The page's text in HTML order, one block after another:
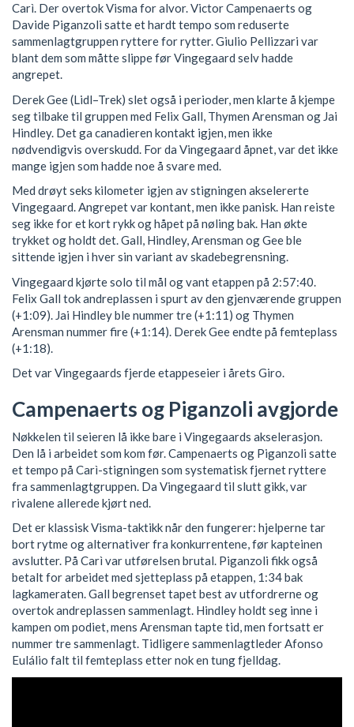
Carì. Der overtok Visma for alvor. Victor Campenaerts og
Davide Piganzoli satte et hardt tempo som reduserte
sammenlagtgruppen ryttere for rytter. Giulio Pellizzari var
blant dem som måtte slippe før Vingegaard selv hadde
angrepet.
Derek Gee (Lidl–Trek) slet også i perioder, men klarte å kjempe
seg tilbake til gruppen med Felix Gall, Thymen Arensman og Jai
Hindley. Det ga canadieren kontakt igjen, men ikke
nødvendigvis overskudd. For da Vingegaard åpnet, var det ikke
mange igjen som hadde noe å svare med.
Med drøyt seks kilometer igjen av stigningen akselererte
Vingegaard. Angrepet var kontant, men ikke panisk. Han reiste
seg ikke for et kort rykk og håpet på nøling bak. Han økte
trykket og holdt det. Gall, Hindley, Arensman og Gee ble
sittende igjen i hver sin variant av skadebegrensning.
Vingegaard kjørte solo til mål og vant etappen på 2:57:40.
Felix Gall tok andreplassen i spurt av den gjenværende gruppen
(+1:09). Jai Hindley ble nummer tre (+1:11) og Thymen
Arensman nummer fire (+1:14). Derek Gee endte på femteplass
(+1:18).
Det var Vingegaards fjerde etappeseier i årets Giro.
Campenaerts og Piganzoli avgjorde
Nøkkelen til seieren lå ikke bare i Vingegaards akselerasjon.
Den lå i arbeidet som kom før. Campenaerts og Piganzoli satte
et tempo på Carì-stigningen som systematisk fjernet ryttere
fra sammenlagtgruppen. Da Vingegaard til slutt gikk, var
rivalene allerede kjørt ned.
Det er klassisk Visma-taktikk når den fungerer: hjelperne tar
bort rytme og alternativer fra konkurrentene, før kapteinen
avslutter. På Carì var utførelsen brutal. Piganzoli fikk også
betalt for arbeidet med sjetteplass på etappen, 1:34 bak
lagkameraten. Gall begrenset tapet best av utfordrerne og
overtok andreplassen sammenlagt. Hindley holdt seg inne i
kampen om podiet, mens Arensman tapte tid, men fortsatt er
nummer tre sammenlagt. Tidligere sammenlagtleder Afonso
Eulálio falt til femteplass etter nok en tung fjelldag.